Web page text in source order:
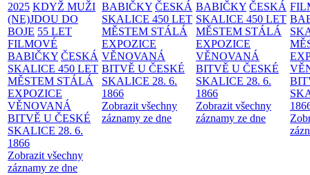
2025 KDYŽ MUŽI
(NE)JDOU DO
BOJE 55 LET
FILMOVÉ
BABIČKY ČESKÁ
SKALICE 450 LET
MĚSTEM STÁLÁ
EXPOZICE
VĚNOVANÁ
BITVĚ U ČESKÉ
SKALICE 28. 6.
1866
Zobrazit všechny
záznamy ze dne
BABIČKY ČESKÁ
SKALICE 450 LET
MĚSTEM STÁLÁ
EXPOZICE
VĚNOVANÁ
BITVĚ U ČESKÉ
SKALICE 28. 6.
1866
Zobrazit všechny
záznamy ze dne
BABIČKY ČESKÁ
SKALICE 450 LET
MĚSTEM STÁLÁ
EXPOZICE
VĚNOVANÁ
BITVĚ U ČESKÉ
SKALICE 28. 6.
1866
Zobrazit všechny
záznamy ze dne